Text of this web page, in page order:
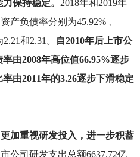
保持稳定。 2018年和2019年
产负债率分别为45.92% 、
和2.31。
自2010年后上市公
由2008年高位值66.95%逐步
由2011年的3.26逐步下滑稳定
加重视研发投入，进一步积蓄
公司研发支出总额6637.72亿